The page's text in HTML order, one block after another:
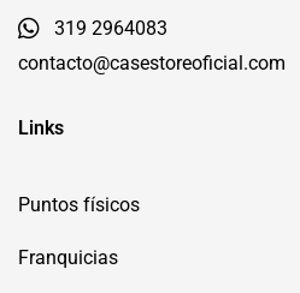
319 2964083
contacto@casestoreoficial.com
Links
Puntos físicos
Franquicias